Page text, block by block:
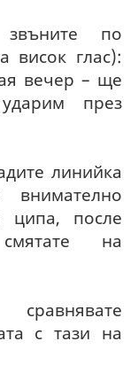
по
висок глас):
вечер – ще
през
линийка
внимателно
ципа, после
на
с тази на